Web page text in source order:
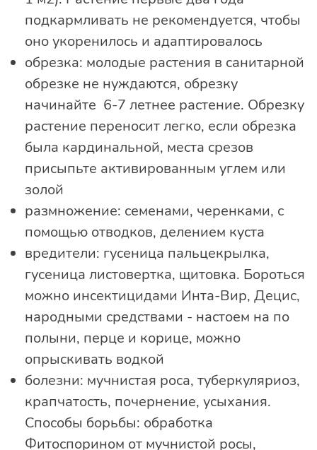
подкармливать не рекомендуется, чтобы
оно укоренилось и адаптировалось
обрезка: молодые растения в санитарной
обрезке не нуждаются, обрезку
начинайте 6-7 летнее растение. Обрезку
растение переносит легко, если обрезка
была кардинальной, места срезов
присыпьте активированным углем или
золой
размножение: семенами, черенками, с
помощью отводков, делением куста
вредители: гусеница пальцекрылка,
гусеница листовертка, щитовка. Бороться
можно инсектицидами Инта-Вир, Децис,
народными средствами - настоем на по
полыни, перце и корице, можно
опрыскивать водкой
болезни: мучнистая роса, туберкуляриоз,
крапчатость, почернение, усыхания.
Способы борьбы: обработка
Фитоспорином от мучнистой росы,